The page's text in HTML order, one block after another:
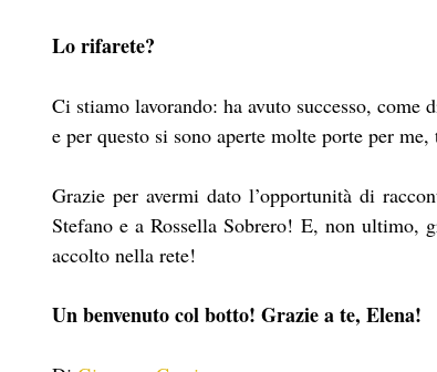
Lo rifarete?
Ci stiamo lavorando: ha avuto successo,
e per questo si sono aperte molte porte per
Grazie per avermi dato l’opportunità di
Stefano e a Rossella Sobrero! E, non ultimo,
accolto nella rete!
Un benvenuto col botto! Grazie a te, Elena!